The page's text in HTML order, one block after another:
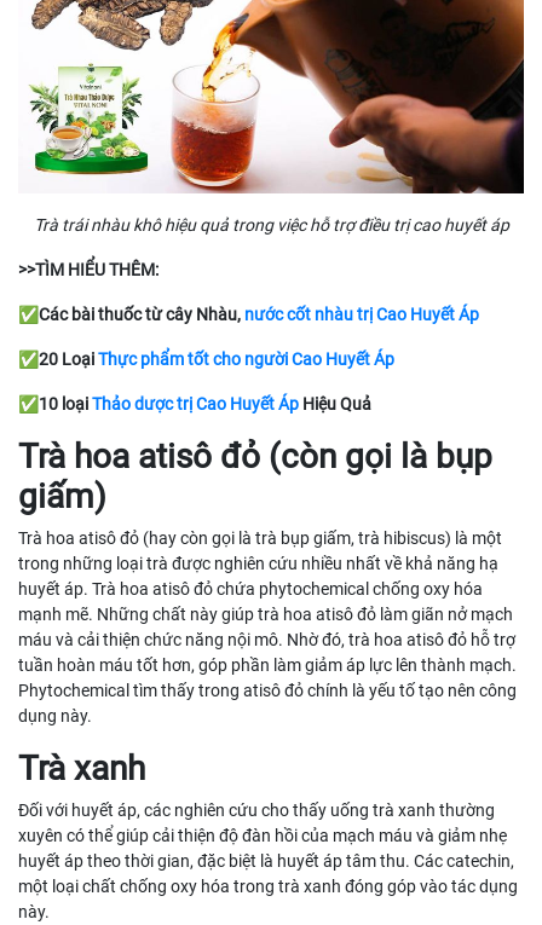
Trà trái nhàu khô hiệu quả trong việc hỗ trợ điều trị cao huyết áp
>>TÌM HIỂU THÊM:
✅Các bài thuốc từ cây Nhàu, nước cốt nhàu trị Cao Huyết Áp
✅20 LoạiThực phẩm tốt cho người Cao Huyết Áp
✅10 loạiThảo dược trị Cao Huyết Áp Hiệu Quả
Trà hoa atisô đỏ (còn gọi là bụp
giấm)
Trà hoa atisô đỏ (hay còn gọi là trà bụp giấm, trà hibiscus) là một
trong những loại trà được nghiên cứu nhiều nhất về khả năng hạ
huyết áp. Trà hoa atisô đỏ chứa phytochemical chống oxy hóa
mạnh mẽ. Những chất này giúp trà hoa atisô đỏ làm giãn nở mạch
máu và cải thiện chức năng nội mô. Nhờ đó, trà hoa atisô đỏ hỗ trợ
tuần hoàn máu tốt hơn, góp phần làm giảm áp lực lên thành mạch.
Phytochemical tìm thấy trong atisô đỏ chính là yếu tố tạo nên công
dụng này.
Trà xanh
Đối với huyết áp, các nghiên cứu cho thấy uống trà xanh thường
xuyên có thể giúp cải thiện độ đàn hồi của mạch máu và giảm nhẹ
huyết áp theo thời gian, đặc biệt là huyết áp tâm thu. Các catechin,
một loại chất chống oxy hóa trong trà xanh đóng góp vào tác dụng
này.